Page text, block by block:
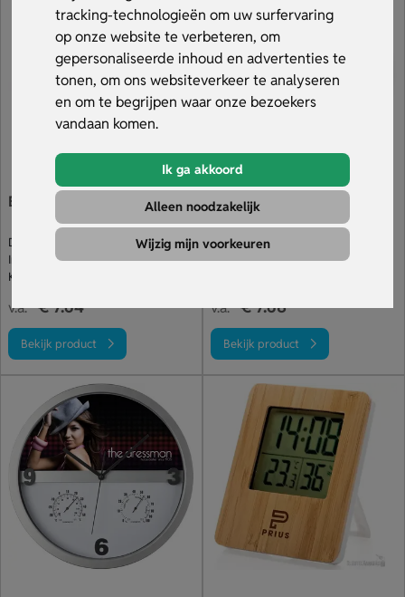
tracking-technologieën om uw surfervaring
op onze website te verbeteren, om
gepersonaliseerde inhoud en advertenties te
tonen, om ons websiteverkeer te analyseren
en om te begrijpen waar onze bezoekers
vandaan komen.
Ik ga akkoord
Alleen noodzakelijk
Wijzig mijn voorkeuren
stuks of een snelle levering van 5 werkdagen ben je bij ons
aan het juiste adres. Bekijk ons assortiment.
Bamboe Wandklok
Duurzame & stijlvolle keuze
In natuurlijke bamboe kleur
Klok bedrukken of graveren
v.a. € 7.64
Bekijk product
Ronde wandklok
Wandklok met 'tik tak' systeem
Alleen verkrijgbaar in het wit
v.a. € 7.68
Bekijk product